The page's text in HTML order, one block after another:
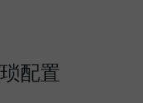
配置